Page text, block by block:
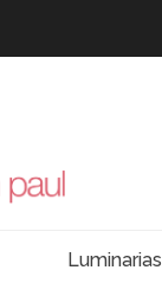
Luminarias